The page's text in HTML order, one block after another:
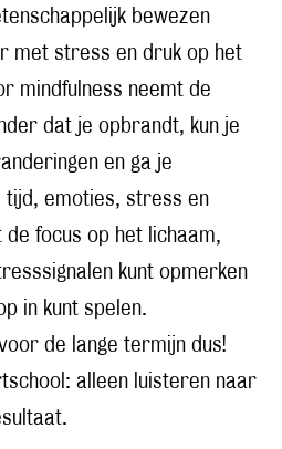
bewezen
met stress en druk op het
mindfulness neemt de
dat je opbrandt, kun je
en ga je
emoties, stress en
focus op het lichaam,
kunt opmerken
in kunt spelen.
de lange termijn dus!
alleen luisteren naar